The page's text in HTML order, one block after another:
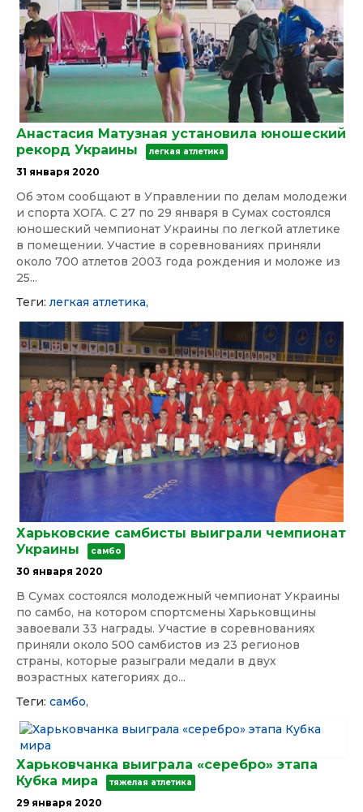
Анастасия Матузная установила юношеский
рекорд Украины
легкая атлетика
31 января 2020
Об этом сообщают в Управлении по делам молодежи
и спорта ХОГА. С 27 по 29 января в Сумах состоялся
юношеский чемпионат Украины по легкой атлетике
в помещении. Участие в соревнованиях приняли
около 700 атлетов 2003 года рождения и моложе из
25...
Теги: легкая атлетика,
Харьковские самбисты выиграли чемпионат
Украины
самбо
30 января 2020
В Сумах состоялся молодежный чемпионат Украины
по самбо, на котором спортсмены Харьковщины
завоевали 33 награды. Участие в соревнованиях
приняли около 500 самбистов из 23 регионов
страны, которые разыграли медали в двух
возрастных категориях до...
Теги: самбо,
Харьковчанка выиграла «серебро» этапа
Кубка мира
тяжелая атлетика
29 января 2020